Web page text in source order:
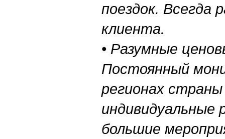
поездок. Всегда
клиента.
• Разумные
Постоянный
регионах
индивидуальные
большие